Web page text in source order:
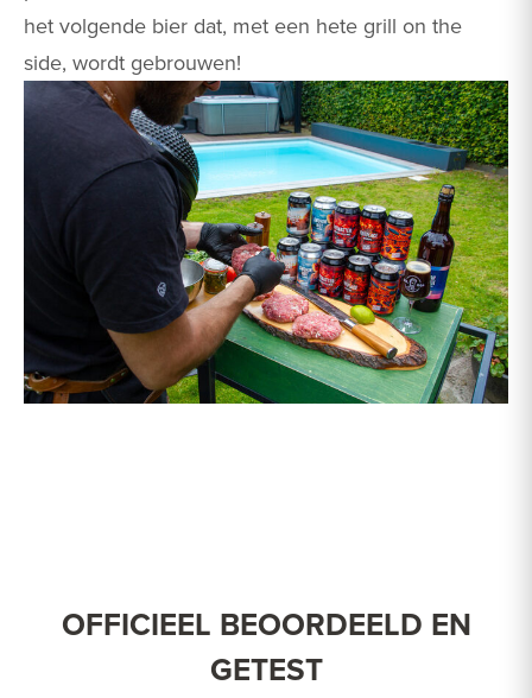
het volgende bier dat, met een hete grill on the
side, wordt gebrouwen!
OFFICIEEL BEOORDEELD EN
GETEST